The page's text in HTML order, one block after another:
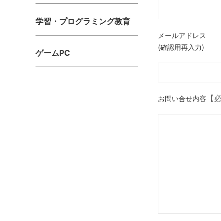
学習・プログラミング教育
ゲームPC
メールアドレス
(確認用再入力)
お問い合せ内容 【